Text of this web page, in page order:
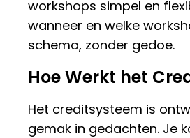
workshops simpel en
wanneer en welke
schema, zonder gedoe.
Hoe Werkt het
Het creditsysteem is
gemak in gedachten. Je